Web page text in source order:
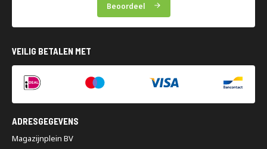
Beoordeel
VEILIG BETALEN MET
ADRESGEGEVENS
Magazijnplein BV